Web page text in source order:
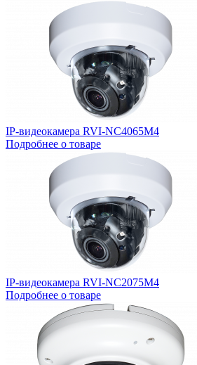
IP-видеокамера RVI-NC4065M4
Подробнее о товаре
IP-видеокамера RVI-NC2075M4
Подробнее о товаре